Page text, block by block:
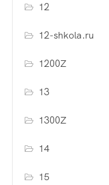
12
12-shkola.ru
1200Z
13
1300Z
14
15